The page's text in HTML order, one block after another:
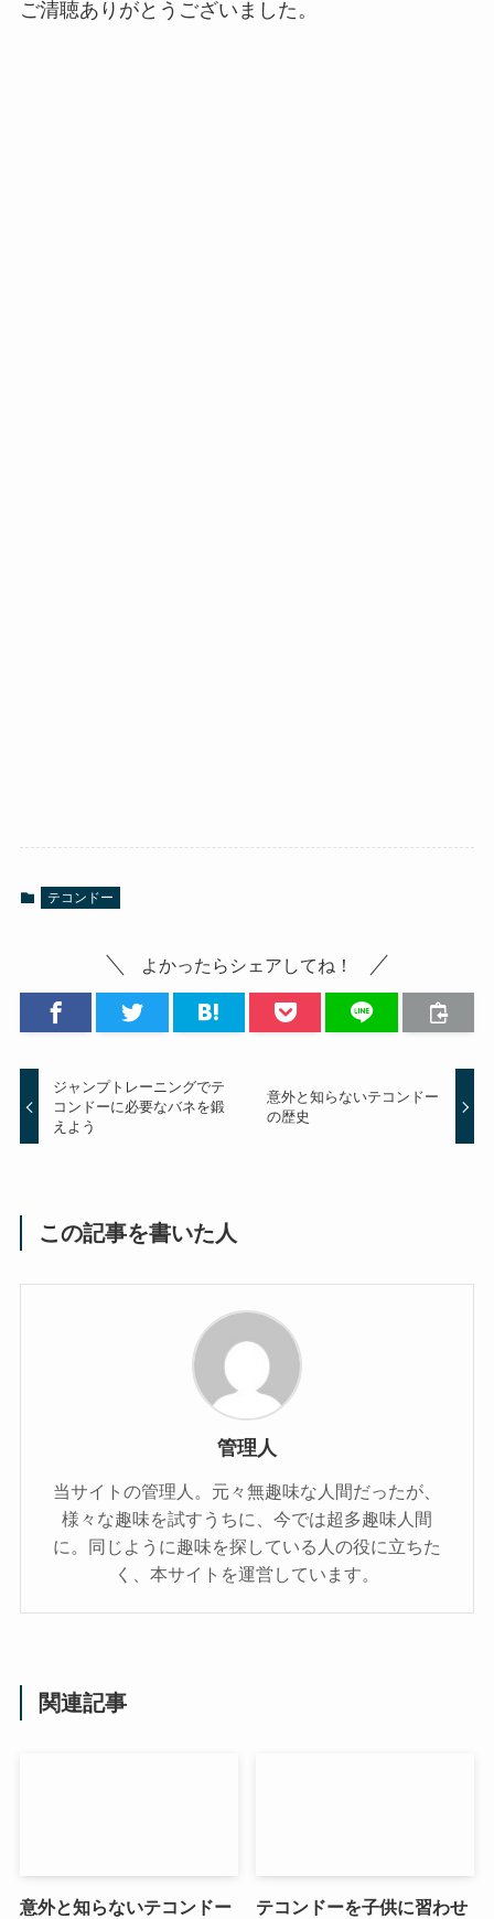
ご清聴ありがとうございました。
テコンドー
よかったらシェアしてね！
ジャンプトレーニングでテ
コンドーに必要なバネを鍛
えよう
意外と知らないテコンドー
の歴史
この記事を書いた人
管理人
当サイトの管理人。元々無趣味な人間だったが、
様々な趣味を試すうちに、今では超多趣味人間
に。同じように趣味を探している人の役に立ちた
く、本サイトを運営しています。
関連記事
意外と知らないテコンドー
テコンドーを子供に習わせ